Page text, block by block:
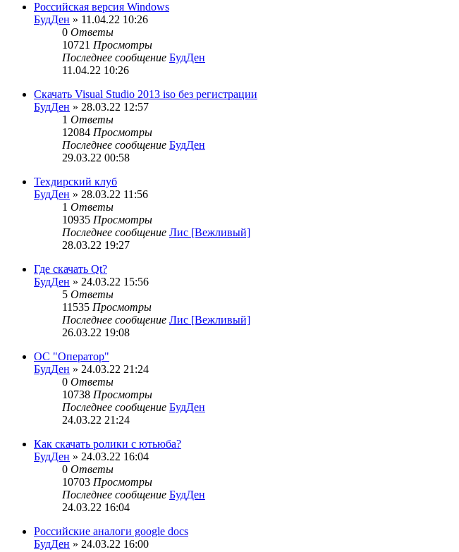
Российская версия Windows
БудДен » 11.04.22 10:26
0 Ответы
10721 Просмотры
Последнее сообщение БудДен
11.04.22 10:26
Скачать Visual Studio 2013 iso без регистрации
БудДен » 28.03.22 12:57
1 Ответы
12084 Просмотры
Последнее сообщение БудДен
29.03.22 00:58
Техдирский клуб
БудДен » 28.03.22 11:56
1 Ответы
10935 Просмотры
Последнее сообщение Лис [Вежливый]
28.03.22 19:27
Где скачать Qt?
БудДен » 24.03.22 15:56
5 Ответы
11535 Просмотры
Последнее сообщение Лис [Вежливый]
26.03.22 19:08
ОС "Оператор"
БудДен » 24.03.22 21:24
0 Ответы
10738 Просмотры
Последнее сообщение БудДен
24.03.22 21:24
Как скачать ролики с ютьюба?
БудДен » 24.03.22 16:04
0 Ответы
10703 Просмотры
Последнее сообщение БудДен
24.03.22 16:04
Российские аналоги google docs
БудДен » 24.03.22 16:00